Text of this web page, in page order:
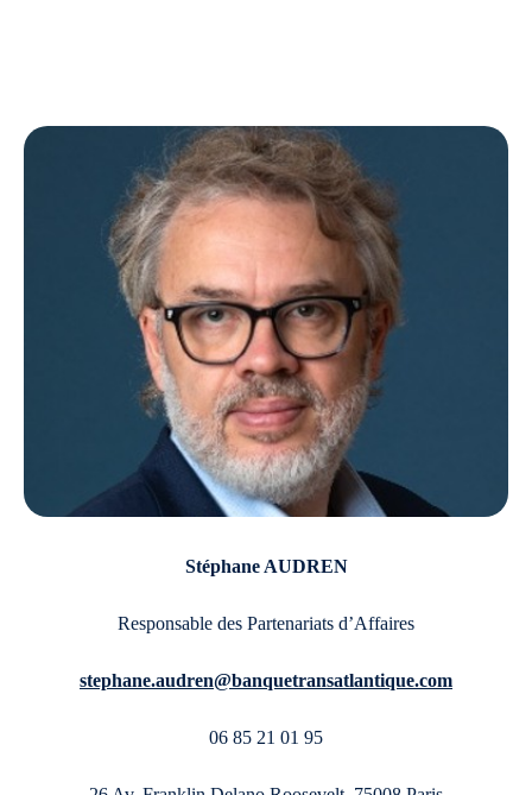
Stéphane AUDREN
Responsable des Partenariats d’Affaires
stephane.audren@banquetransatlantique.com
06 85 21 01 95